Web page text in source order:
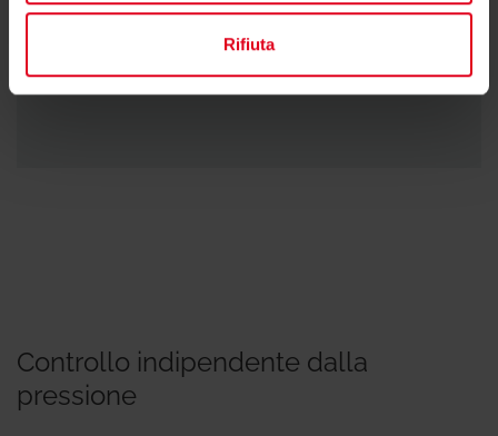
Rifiuta
Controllo indipendente dalla
pressione